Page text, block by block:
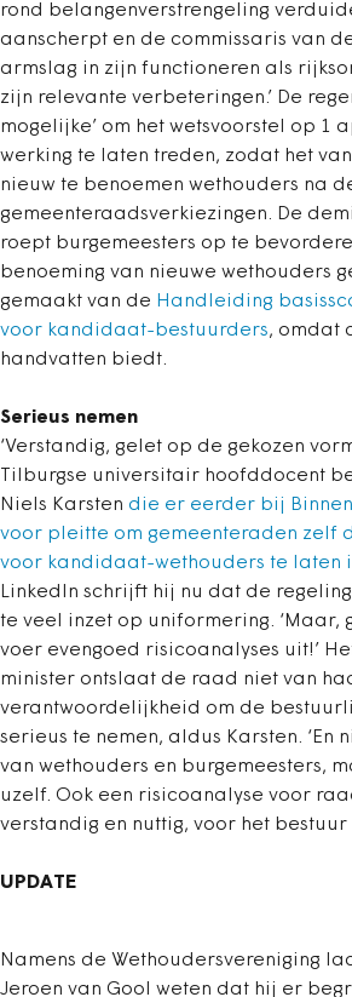
rond belangenverstrengeling
aanscherpt en de commissaris van
armslag in zijn functioneren als
zijn relevante verbeteringen.’ De
mogelijke’ om het wetsvoorstel op 1
werking te laten treden, zodat het
nieuw te benoemen wethouders na
gemeenteraadsverkiezingen. De
roept burgemeesters op te
benoeming van nieuwe wethouders
gemaakt van de Handleiding
voor kandidaat-bestuurders, omdat
handvatten biedt.
Serieus nemen
‘Verstandig, gelet op de gekozen
Tilburgse universitair hoofddocent
Niels Karsten die er eerder bij
voor pleitte om gemeenteraden zelf
voor kandidaat-wethouders te laten
LinkedIn schrijft hij nu dat de
te veel inzet op uniformering. ‘Maar,
voer evengoed risicoanalyses uit!’
minister ontslaat de raad niet van
verantwoordelijkheid om de
serieus te nemen, aldus Karsten. ‘En
van wethouders en burgemeesters,
uzelf. Ook een risicoanalyse voor
verstandig en nuttig, voor het bestuur
UPDATE
Namens de Wethoudersvereniging
Jeroen van Gool weten dat hij er